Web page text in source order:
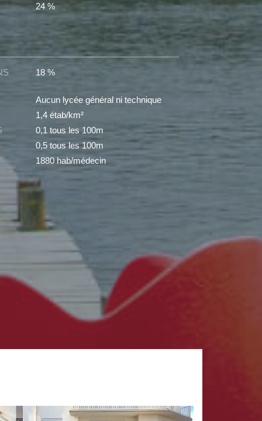
24 %
18 %
Aucun lycée général ni technique
1,4 étab/km²
0,1 tous les 100m
0,5 tous les 100m
1880 hab/médecin